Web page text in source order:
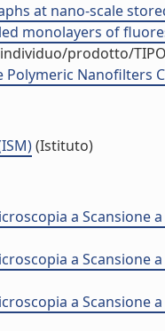
at nano-scale
monolayers of
prodotto/
Polymeric
(Istituto)
a Scansione
a Scansione
a Scansione